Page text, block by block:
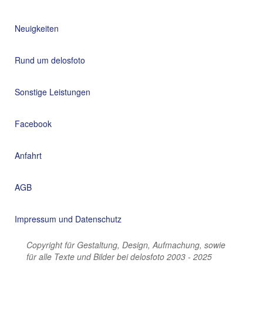
Neuigkeiten
Rund um delosfoto
Sonstige Leistungen
Facebook
Anfahrt
AGB
Impressum und Datenschutz
Copyright für Gestaltung, Design, Aufmachung, sowie
für alle Texte und Bilder bei delosfoto 2003 - 2025